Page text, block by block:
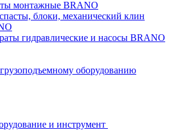
монтажные BRANO
блоки, механический клин
гидравлические и насосы BRANO
оборудованию
и инструмент